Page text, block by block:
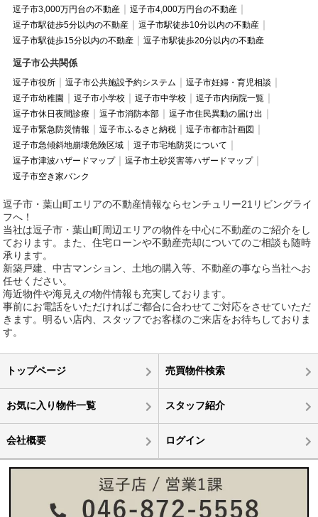
逗子市3,000万円台の不動産
逗子市4,000万円台の不動産
逗子市駅徒歩5分以内の不動産
逗子市駅徒歩10分以内の不動産
逗子市駅徒歩15分以内の不動産
逗子市駅徒歩20分以内の不動産
逗子市公共関係
逗子市役所 逗子市公共施設予約システム
逗子市妊婦・育児相談
逗子市幼稚園
逗子市小学校 逗子市中学校
逗子市内病院一覧
逗子市休日夜間診療
逗子市消防本部
逗子市住民異動の届け出
逗子市緊急防災情報
逗子市ふるさと納税
逗子市都市計画図
逗子市急傾斜地崩壊危険区域
逗子市宅地防災について
逗子市津波ハザードマップ
逗子市土砂災害等ハザードマップ
逗子市空き家バンク
逗子市・葉山町エリアの不動産情報ならセンチュリー21リビングライ
フへ！
当社は逗子市・葉山町周辺エリアの物件を中心に不動産のご紹介をし
ております。また、住宅ローンや不動産売却についてのご相談も随時
承ります。
新築戸建、中古マンション、土地の購入等、不動産の事なら当社へお
任せください。
海近物件や海見えの物件情報も充実しております。
事前にお電話をいただければご都合に合わせてご対応をさせていただ
きます。明るい店内、スタッフでお客様のご来店をお待ちしておりま
す。
トップページ 売買物件検索
お気に入り物件一覧 スタッフ紹介
会社概要 ログイン